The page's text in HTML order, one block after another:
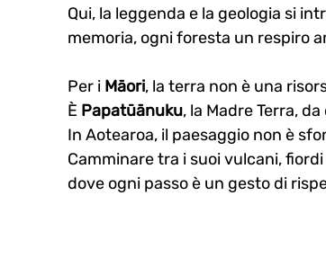
Qui, la leggenda e la geologia si
memoria, ogni foresta un respiro
Per i Māori, la terra non è una
È Papatūānuku, la Madre Terra,
In Aotearoa, il paesaggio non è
Camminare tra i suoi vulcani,
dove ogni passo è un gesto di